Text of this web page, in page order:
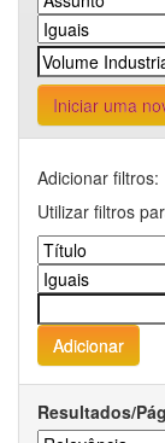
Iniciar uma
Adicionar filtros:
Utilizar filtros
Resultados/